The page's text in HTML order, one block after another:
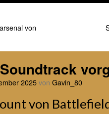
von
2025von Gavin_80
von